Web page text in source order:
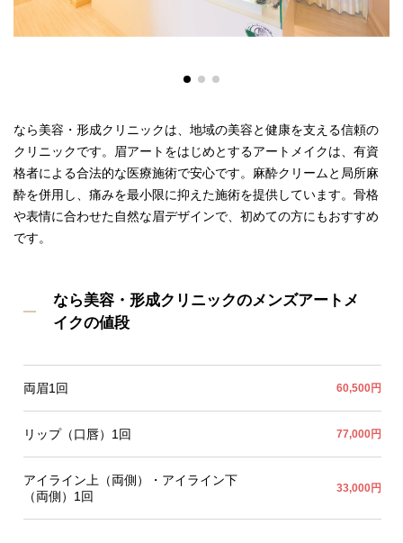
なら美容・形成クリニックは、地域の美容と健康を支える信頼の
クリニックです。眉アートをはじめとするアートメイクは、有資
格者による合法的な医療施術で安心です。麻酔クリームと局所麻
酔を併用し、痛みを最小限に抑えた施術を提供しています。骨格
や表情に合わせた自然な眉デザインで、初めての方にもおすすめ
です。
なら美容・形成クリニックのメンズアートメ
イクの値段
両眉1回 60,500円
リップ（口唇）1回 77,000円
アイライン上（両側）・アイライン下
（両側）1回
33,000円